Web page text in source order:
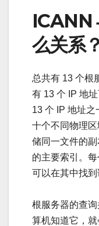
ICANN
么关系？
总共有 13 个根
有 13 个 IP 地
13 个 IP 地址
十个不同物理
储同一文件的
的主要索引。
可以在其中找到
根服务器的查
算机知道它，